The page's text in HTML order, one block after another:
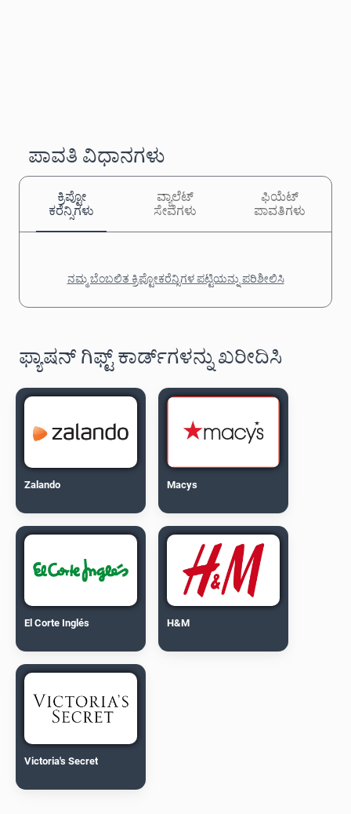
ಪಾವತಿ ವಿಧಾನಗಳು
ಕ್ರಿಪ್ಟೋ
ಕರೆನ್ಸಿಗಳು
ವ್ಯಾಲೆಟ್
ಸೇವೆಗಳು
ಫಿಯೆಟ್
ಪಾವತಿಗಳು
ನಮ್ಮ ಬೆಂಬಲಿತ ಕ್ರಿಪ್ಟೋಕರೆನ್ಸಿಗಳ ಪಟ್ಟಿಯನ್ನು ಪರಿಶೀಲಿಸಿ
ಫ್ಯಾಷನ್ ಗಿಫ್ಟ್ ಕಾರ್ಡ್‌ಗಳನ್ನು ಖರೀದಿಸಿ
Zalando Macys
El Corte Inglés H&M
Victoria's Secret